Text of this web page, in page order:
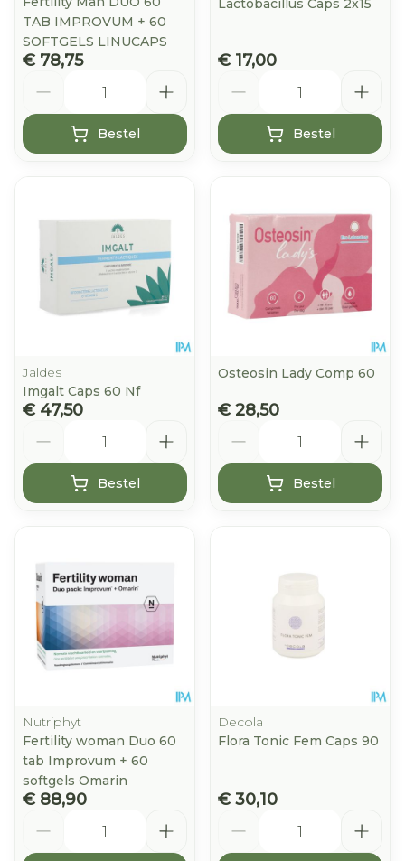
TAB IMPROVUM + 60
SOFTGELS LINUCAPS
€ 78,75
Bestel
Lactobacillus Caps 2x15
€ 17,00
Bestel
Jaldes
Imgalt Caps 60 Nf
€ 47,50
Bestel
Osteosin Lady Comp 60
€ 28,50
Bestel
Nutriphyt
Fertility woman Duo 60
tab Improvum + 60
softgels Omarin
€ 88,90
Decola
Flora Tonic Fem Caps 90
€ 30,10